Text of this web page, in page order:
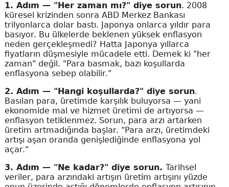
1. Adım — "Her zaman mı?" diye sorun. 2008
küresel krizinden sonra ABD Merkez Bankası
trilyonlarca dolar bastı. Japonya onlarca yıldır para
basıyor. Bu ülkelerde beklenen yüksek enflasyon
neden gerçekleşmedi? Hatta Japonya yıllarca
fiyatların düşmesiyle mücadele etti. Demek ki "her
zaman" değil. "Para basmak, bazı koşullarda
enflasyona sebep olabilir."
2. Adım — "Hangi koşullarda?" diye sorun.
Basılan para, üretimde karşılık buluyorsa — yani
ekonomide mal ve hizmet üretimi de artıyorsa —
enflasyon tetiklenmez. Sorun, para arzı artarken
üretim artmadığında başlar. "Para arzı, üretimdeki
artışı aşan oranda genişlediğinde enflasyona yol
açar."
3. Adım — "Ne kadar?" diye sorun. Tarihsel
veriler, para arzındaki artışın üretim artışını yüzde